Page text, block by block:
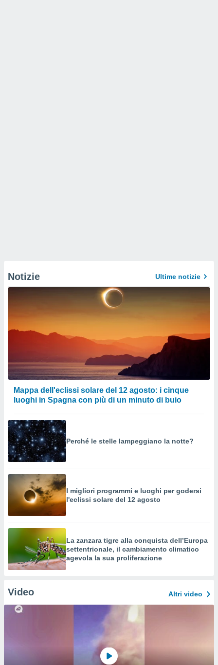
Notizie Ultime notizie
Mappa dell'eclissi solare del 12 agosto: i cinque
luoghi in Spagna con più di un minuto di buio
Perché le stelle lampeggiano la notte?
I migliori programmi e luoghi per godersi
l'eclissi solare del 12 agosto
La zanzara tigre alla conquista dell’Europa
settentrionale, il cambiamento climatico
agevola la sua proliferazione
Video Altri video